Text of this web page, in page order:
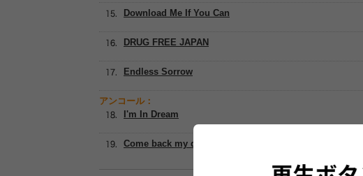
Download Me If You Can
DRUG FREE JAPAN
Endless Sorrow
アンコール：
I'm In Dream
Come back my dog